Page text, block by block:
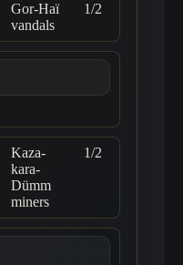
Gor-Haï
vandals
1/2
Kaza-
kara-
Dümm
miners
1/2